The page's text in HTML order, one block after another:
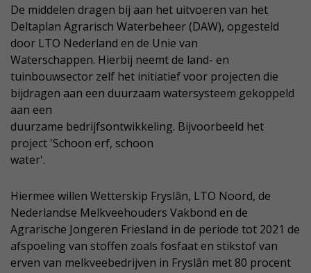
De middelen dragen bij aan het uitvoeren van het
Deltaplan Agrarisch Waterbeheer (DAW), opgesteld
door LTO Nederland en de Unie van
Waterschappen. Hierbij neemt de land- en
tuinbouwsector zelf het initiatief voor projecten die
bijdragen aan een duurzaam watersysteem gekoppeld
aan een
duurzame bedrijfsontwikkeling. Bijvoorbeeld het
project 'Schoon erf, schoon
water'.
Hiermee willen Wetterskip Fryslân, LTO Noord, de
Nederlandse Melkveehouders Vakbond en de
Agrarische Jongeren Friesland in de periode tot 2021 de
afspoeling van stoffen zoals fosfaat en stikstof van
erven van melkveebedrijven in Fryslân met 80 procent